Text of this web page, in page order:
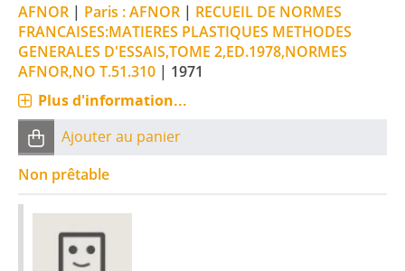
AFNOR | Paris : AFNOR | RECUEIL DE NORMES
FRANCAISES:MATIERES PLASTIQUES METHODES
GENERALES D'ESSAIS,TOME 2,ED.1978,NORMES
AFNOR,NO T.51.310 | 1971
Plus d'information...
Ajouter au panier
Non prêtable